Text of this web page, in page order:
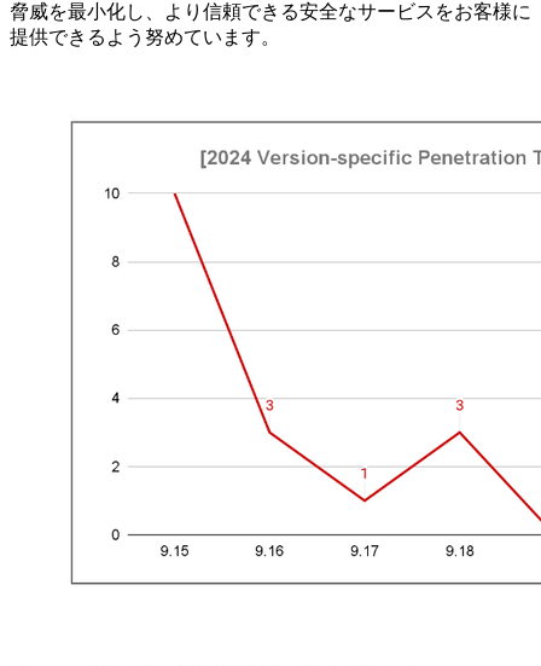
脅威を最小化し、より信頼できる安全なサービスをお客様に
提供できるよう努めています。